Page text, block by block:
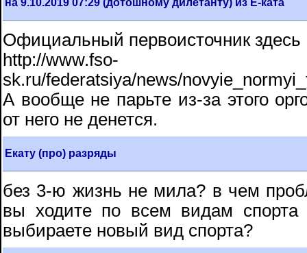
на 9.10.2019 07:29 (дотошному дилетанту) из Е-ката
Официальный первоисточник здесь
http://www.fso-
sk.ru/federatsiya/news/
А вообще не парьте из-за этого
от него не денется.
Екату (про) разряды
без 3-ю жизнь не мила? в чем
вы ходите по всем видам
выбираете новый вид спорта?